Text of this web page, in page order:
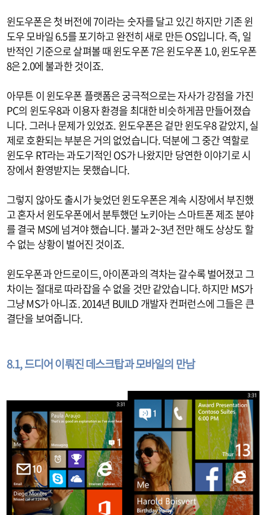
윈도우폰은 첫 버전에 7이라는 숫자를 달고 있긴 하지만 기존 윈
도우 모바일 6.5를 포기하고 완전히 새로 만든 OS입니다. 즉, 일
반적인 기준으로 살펴볼 때 윈도우폰 7은 윈도우폰 1.0, 윈도우폰
8은 2.0에 불과한 것이죠.
아무튼 이 윈도우폰 플랫폼은 궁극적으로는 자사가 강점을 가진
PC의 윈도우8과 이용자 환경을 최대한 비슷하게끔 만들어졌습
니다. 그러나 문제가 있었죠. 윈도우폰은 겉만 윈도우8 같았지, 실
제로 호환되는 부분은 거의 없었습니다. 덕분에 그 중간 역할로
윈도우 RT라는 과도기적인 OS가 나왔지만 당연한 이야기로 시
장에서 환영받지는 못했습니다.
그렇지 않아도 출시가 늦었던 윈도우폰은 계속 시장에서 부진했
고 혼자서 윈도우폰에서 분투했던 노키아는 스마트폰 제조 분야
를 결국 MS에 넘겨야 했습니다. 불과 2~3년 전만 해도 상상도 할
수 없는 상황이 벌어진 것이죠.
윈도우폰과 안드로이드, 아이폰과의 격차는 갈수록 벌어졌고 그
차이는 절대로 따라잡을 수 없을 것만 같았습니다. 하지만 MS가
그냥 MS가 아니죠. 2014년 BUILD 개발자 컨퍼런스에 그들은 큰
결단을 보여줍니다.
8.1, 드디어 이뤄진 데스크탑과 모바일의 만남